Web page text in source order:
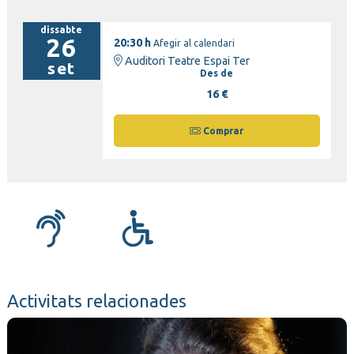
dissabte
26
set
20:30 h Afegir al calendari
Auditori Teatre Espai Ter
Des de
16 €
Comprar
Activitats relacionades